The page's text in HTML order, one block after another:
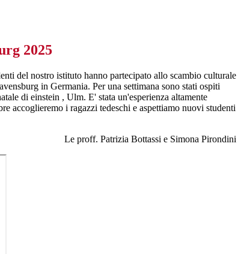
2025
del nostro istituto hanno partecipato allo scambio culturale
in Germania. Per una settimana sono stati ospiti
di einstein , Ulm. E' stata un'esperienza altamente
accoglieremo i ragazzi tedeschi e aspettiamo nuovi studenti
Le proff. Patrizia Bottassi e Simona Pirondini